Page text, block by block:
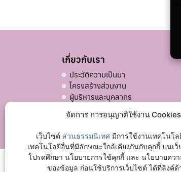
จัดการ การอนุญาติใช้งาน Cookies
เว็บไซต์ ส่วนธรรมนิเทศ มีการใช้งานเทคโนโ
เทคโนโลยีอื่นที่มีลักษณะใกล้เคียงกันกับคุกกี้ บนเว็
โปรดศึกษา นโยบายการใช้คุกกี้ และ นโยบายคว
ของข้อมูล ก่อนใช้บริการเว็บไซต์ ได้ที่ลิงค์ด้
เกี่ยวกับเรา
ประวัติความเป็นมา
โครงสร้างส่วนงาน
ผู้บริหารและบุคลากร